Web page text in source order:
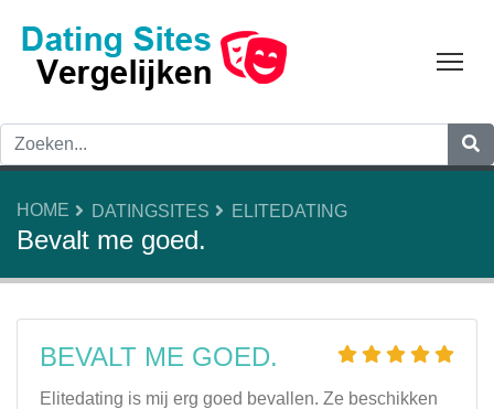
HOME DATINGSITES ELITEDATING
Bevalt me goed.
BEVALT ME GOED.
Elitedating is mij erg goed bevallen. Ze beschikken